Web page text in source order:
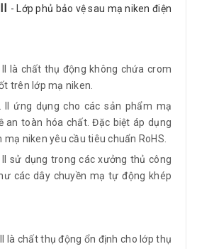
- Lớp phủ bảo vệ sau mạ niken điện
II là chất thụ động không chứa crom
trên lớp mạ niken.
II ứng dụng cho các sản phẩm mạ
an toàn hóa chất. Đặc biệt áp dụng
niken yêu cầu tiêu chuẩn RoHS.
II sử dụng trong các xưởng thủ công
các dây chuyền mạ tự động khép
II là chất thụ động ổn định cho lớp thụ